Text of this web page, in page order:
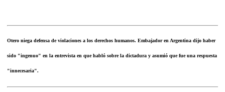
Otero niega defensa de violaciones a los derechos humanos. Embajador en Argentina dijo haber
sido "ingenuo" en la entrevista en que habló sobre la dictadura y asumió que fue una respuesta
"innecesaria".